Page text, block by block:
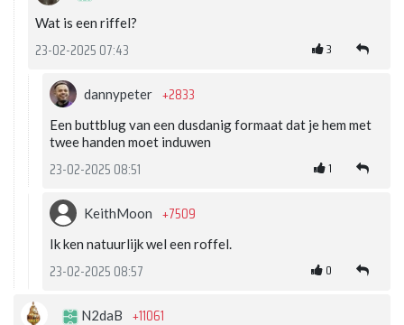
Wat is een riffel?
23-02-2025 07:43 3
dannypeter +2833
Een buttblug van een dusdanig formaat dat je hem met
twee handen moet induwen
23-02-2025 08:51 1
KeithMoon +7509
Ik ken natuurlijk wel een roffel.
23-02-2025 08:57 0
N2daB +11061